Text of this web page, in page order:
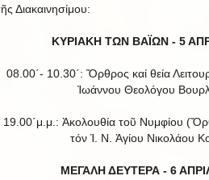
Διακαινησίμου:
ΚΥΡΙΑΚΗ ΤΩΝ ΒΑΪΩΝ - 5
08.00΄- 10.30΄: Ὄρθρος καί θεία
Ἰωάννου Θεολόγου
19.00΄μ.μ.: Ἀκολουθία τοῦ Νυμφίου
τόν Ἱ. Ν. Ἁγίου Νικολάου
ΜΕΓΑΛΗ ΔΕΥΤΕΡΑ - 6